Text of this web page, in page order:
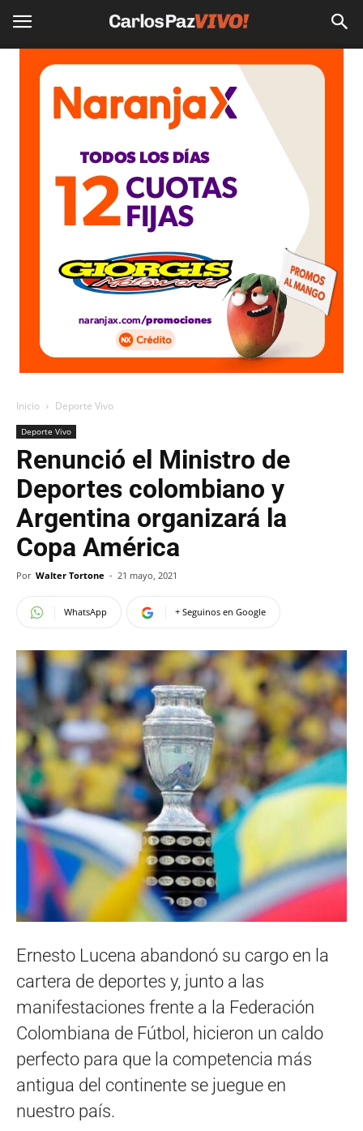
Inicio Deporte Vivo
Deporte Vivo
Renunció el Ministro de
Deportes colombiano y
Argentina organizará la
Copa América
Por Walter Tortone - 21 mayo, 2021
WhatsApp + Seguinos en Google
Ernesto Lucena abandonó su cargo en la
cartera de deportes y, junto a las
manifestaciones frente a la Federación
Colombiana de Fútbol, hicieron un caldo
perfecto para que la competencia más
antigua del continente se juegue en
nuestro país.